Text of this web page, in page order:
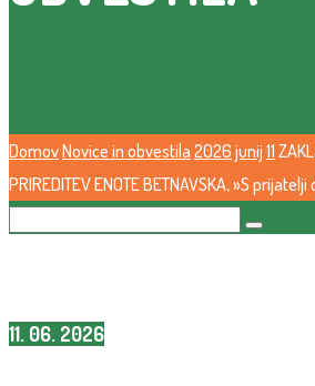
DomovNovice in obvestila 2026 junij 11
PRIREDITEV ENOTE BETNAVSKA, »S
11. 06. 2026